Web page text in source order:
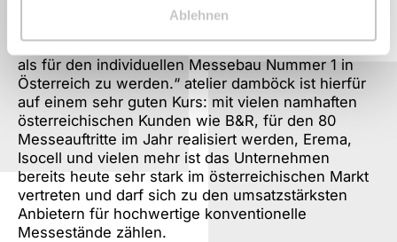
Ablehnen
„Unser Anspruch ist nicht mehr und nicht weniger,
als für den individuellen Messebau Nummer 1 in
Österreich zu werden.“ atelier damböck ist hierfür
auf einem sehr guten Kurs: mit vielen namhaften
österreichischen Kunden wie B&R, für den 80
Messeauftritte im Jahr realisiert werden, Erema,
Isocell und vielen mehr ist das Unternehmen
bereits heute sehr stark im österreichischen Markt
vertreten und darf sich zu den umsatzstärksten
Anbietern für hochwertige konventionelle
Messestände zählen.